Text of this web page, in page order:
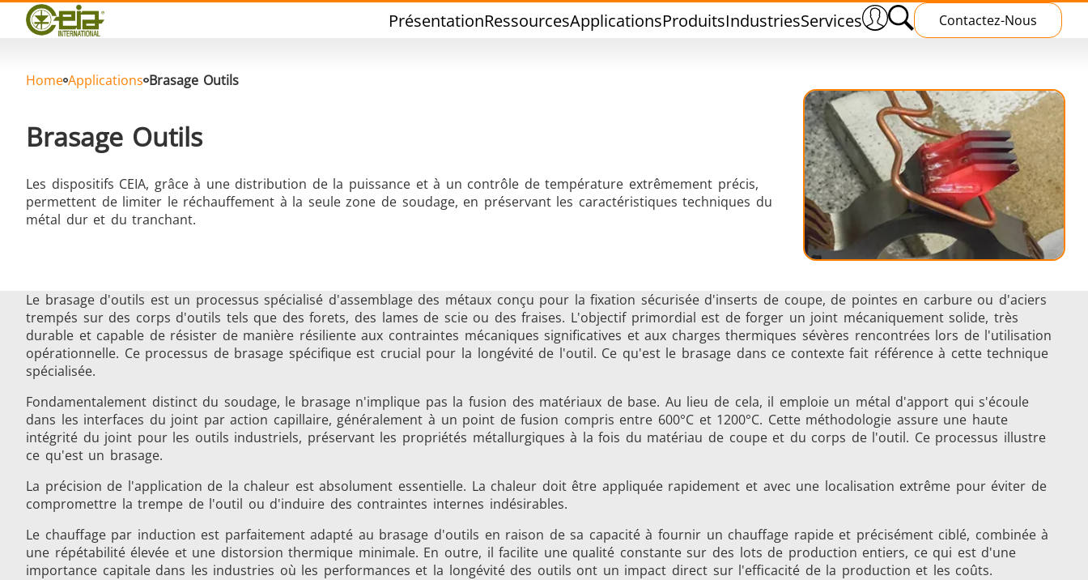
PrésentationRessourcesApplicationsProduitsIndustriesServices Contactez-Nous
Qualité
Événements
FAQ
Brasage Argent Brasage Etain Brasage Outils Traitement Thermique
Brasage Aluminium Thermoscellage Formage à chaud Polymérisation par induction
Frettage
Générateur et Contrôleur Générateurs Centrales de Contrôle Accessoires
Home Applications Brasage Outils
Brasage Outils
Les dispositifs CEIA, grâce à une distribution de la puissance et à un contrôle de température extrêmement précis,
permettent de limiter le réchauffement à la seule zone de soudage, en préservant les caractéristiques techniques du
métal dur et du tranchant.
Le brasage d'outils est un processus spécialisé d'assemblage des métaux conçu pour la fixation sécurisée d'inserts de coupe, de pointes en carbure ou d'aciers
trempés sur des corps d'outils tels que des forets, des lames de scie ou des fraises. L'objectif primordial est de forger un joint mécaniquement solide, très
durable et capable de résister de manière résiliente aux contraintes mécaniques significatives et aux charges thermiques sévères rencontrées lors de l'utilisation
opérationnelle. Ce processus de brasage spécifique est crucial pour la longévité de l'outil. Ce qu'est le brasage dans ce contexte fait référence à cette technique
spécialisée.
Fondamentalement distinct du soudage, le brasage n'implique pas la fusion des matériaux de base. Au lieu de cela, il emploie un métal d'apport qui s'écoule
dans les interfaces du joint par action capillaire, généralement à un point de fusion compris entre 600°C et 1200°C. Cette méthodologie assure une haute
intégrité du joint pour les outils industriels, préservant les propriétés métallurgiques à la fois du matériau de coupe et du corps de l'outil. Ce processus illustre
ce qu'est un brasage.
La précision de l'application de la chaleur est absolument essentielle. La chaleur doit être appliquée rapidement et avec une localisation extrême pour éviter de
compromettre la trempe de l'outil ou d'induire des contraintes internes indésirables.
Le chauffage par induction est parfaitement adapté au brasage d'outils en raison de sa capacité à fournir un chauffage rapide et précisément ciblé, combinée à
une répétabilité élevée et une distorsion thermique minimale. En outre, il facilite une qualité constante sur des lots de production entiers, ce qui est d'une
importance capitale dans les industries où les performances et la longévité des outils ont un impact direct sur l'efficacité de la production et les coûts.